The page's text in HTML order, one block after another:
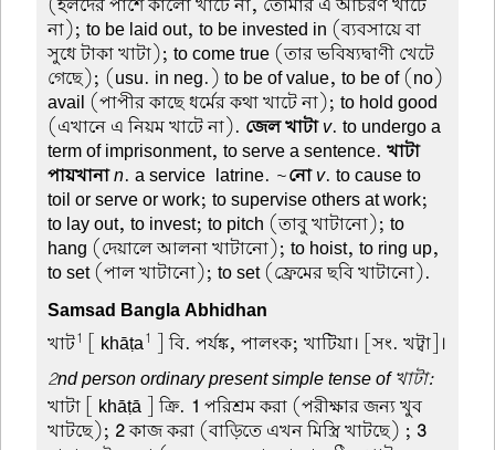
(হলদের পাশে কালো খাটে না, তোমার এ আচরণ খাটে
না); to be laid out, to be invested in (ব্যবসায়ে বা
সুধে টাকা খাটা); to come true (তার ভবিষ্যদ্বাণী খেটে
গেছে); (usu. in neg.) to be of value, to be of (no)
avail (পাপীর কাছে ধর্মের কথা খাটে না); to hold good
(এখানে এ নিয়ম খাটে না). জেল খাটা v. to undergo a
term of imprisonment, to serve a sentence.খাটা
পায়খানাn. a service-latrine. ~নো v. to cause to
toil or serve or work; to supervise others at work;
to lay out, to invest; to pitch (তাবু খাটানো); to
hang (দেয়ালে আলনা খাটানো); to hoist, to ring up,
to set (পাল খাটানো); to set (ফ্রেমের ছবি খাটানো).
Samsad Bangla Abhidhan
খাট1 [ khāṭa1
] বি. পর্যঙ্ক, পালংক; খাটিয়া। [সং. খট্বা]।
2nd person ordinary present simple tense of খাটা:
খাটা [ khāṭā ] ক্রি. 1 পরিশ্রম করা (পরীক্ষার জন্য খুব
খাটছে); 2কাজ করা (বাড়িতে এখন মিস্ত্রি খাটছে) ; 3